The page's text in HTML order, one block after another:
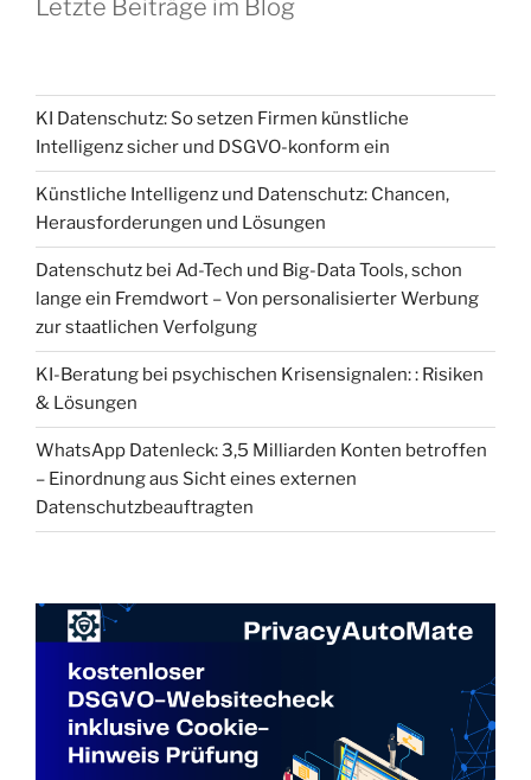
Letzte Beiträge im Blog
KI Datenschutz: So setzen Firmen künstliche
Intelligenz sicher und DSGVO-konform ein
Künstliche Intelligenz und Datenschutz: Chancen,
Herausforderungen und Lösungen
Datenschutz bei Ad-Tech und Big-Data Tools, schon
lange ein Fremdwort – Von personalisierter Werbung
zur staatlichen Verfolgung
KI-Beratung bei psychischen Krisensignalen: : Risiken
& Lösungen
WhatsApp Datenleck: 3,5 Milliarden Konten betroffen
– Einordnung aus Sicht eines externen
Datenschutzbeauftragten